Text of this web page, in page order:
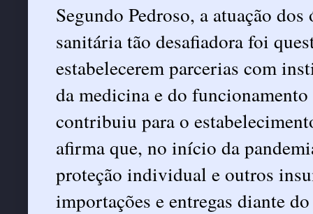
Segundo Pedroso, a atuação
sanitária tão desafiadora foi
estabelecerem parcerias com
da medicina e do funcionamento
contribuiu para o
afirma que, no início da
proteção individual e outros
importações e entregas diante